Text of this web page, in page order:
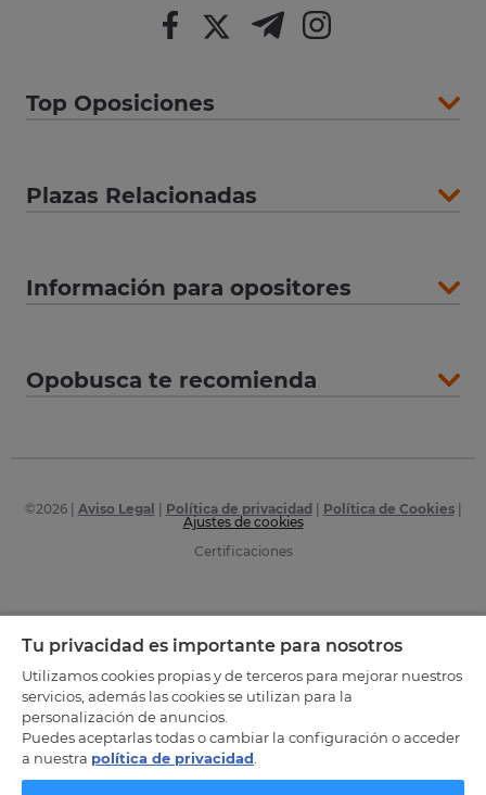
Top Oposiciones
Plazas Relacionadas
Información para opositores
Opobusca te recomienda
©2026| Aviso Legal Política de privacidad Política de Cookies|
Ajustes de cookies
Certificaciones
Tu privacidad es importante para nosotros
Utilizamos cookies propias y de terceros para mejorar nuestros
servicios, además las cookies se utilizan para la
personalización de anuncios.
Puedes aceptarlas todas o cambiar la configuración o acceder
a nuestra política de privacidad